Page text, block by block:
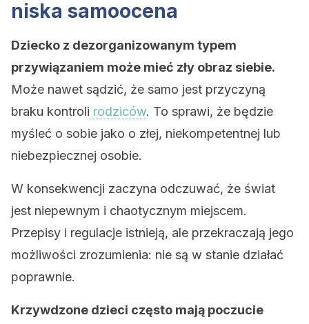
niska samoocena
Dziecko z dezorganizowanym typem
przywiązaniem może mieć zły obraz siebie.
Może nawet sądzić, że samo jest przyczyną
braku kontroli rodziców. To sprawi, że będzie
myśleć o sobie jako o złej, niekompetentnej lub
niebezpiecznej osobie.
W konsekwencji zaczyna odczuwać, że świat
jest niepewnym i chaotycznym miejscem.
Przepisy i regulacje istnieją, ale przekraczają jego
możliwości zrozumienia: nie są w stanie działać
poprawnie.
Krzywdzone dzieci często mają poczucie